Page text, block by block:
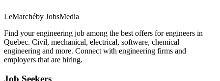
LeMarchéby JobsMedia
Find your engineering job among the best offers for engineers in
Quebec. Civil, mechanical, electrical, software, chemical
engineering and more. Connect with engineering firms and
employers that are hiring.
Job Seekers